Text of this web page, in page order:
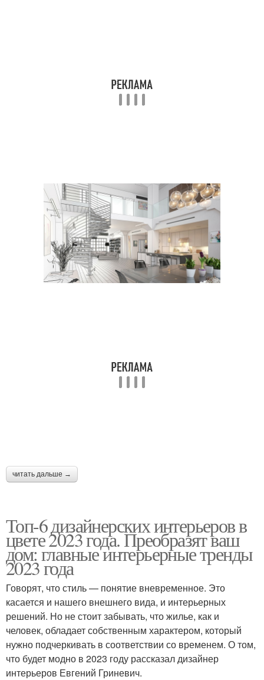
читать дальше →
Топ-6 дизайнерских интерьеров в
цвете 2023 года. Преобразят ваш
дом: главные интерьерные тренды
2023 года
Говорят, что стиль — понятие вневременное. Это
касается и нашего внешнего вида, и интерьерных
решений. Но не стоит забывать, что жилье, как и
человек, обладает собственным характером, который
нужно подчеркивать в соответствии со временем. О том,
что будет модно в 2023 году рассказал дизайнер
интерьеров Евгений Гриневич.